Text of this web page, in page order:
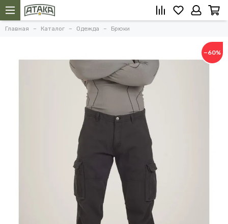
Главная Каталог Одежда Брюки
−60%